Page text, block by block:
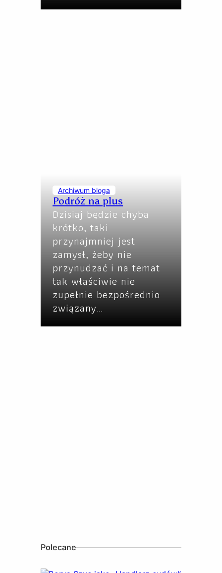
Archiwum bloga
Podróż na plus
Dzisiaj będzie chyba
krótko, taki
przynajmniej jest
zamysł, żeby nie
przynudzać i na temat
tak właściwie nie
zupełnie bezpośrednio
związany…
Polecane